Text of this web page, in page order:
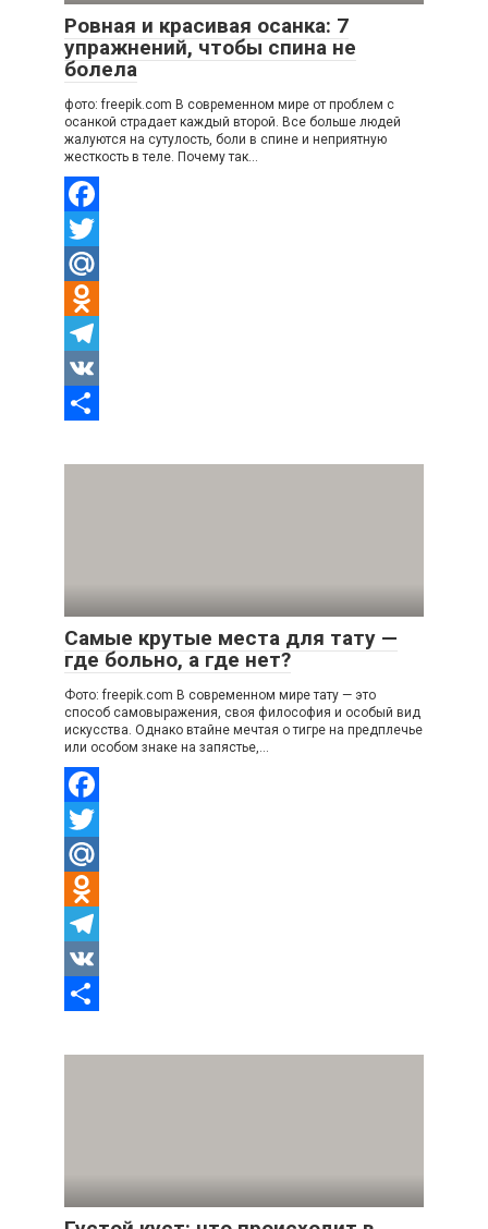
Ровная и красивая осанка: 7
упражнений, чтобы спина не
болела
фото: freepik.com В современном мире от проблем с
осанкой страдает каждый второй. Все больше людей
жалуются на сутулость, боли в спине и неприятную
жесткость в теле. Почему так…
Facebook
Twitter
Mail.Ru
Odnoklassniki
Telegram
VK
Самые крутые места для тату —
где больно, а где нет?
Фото: freepik.com В современном мире тату — это
способ самовыражения, своя философия и особый вид
искусства. Однако втайне мечтая о тигре на предплечье
или особом знаке на запястье,…
Facebook
Twitter
Mail.Ru
Odnoklassniki
Telegram
VK